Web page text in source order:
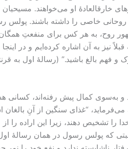
خارقالعادۀ او می‌خواهند.
روح، به هر کس برای منفعتِ
نیز به آن اشاره کرده‌ایم و در
و به‌سوی کمال پیش رفته‌اند،
“غذای سنگین از آنِ
را تشخیص دهند، زیرا این اراده
که پولس رسول در همان